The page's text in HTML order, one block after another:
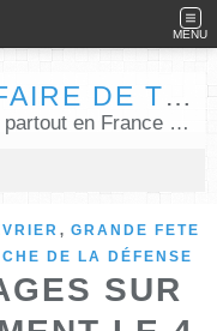
MENU
FRATERNITÉ : L'AFFAIRE DE TOUS !
Ensemble, le 4 février, célébrons partout en France la Journée internationale de la fraternité humaine !
, GRANDE FETE
DE LA DÉFENSE
SUR